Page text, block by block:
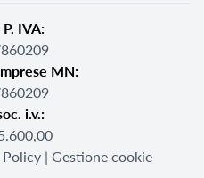
IVA:
MN:
i.v.:
| Gestione cookie